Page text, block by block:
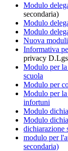
Modulo
secondaria)
Modulo
Modulo
Nuova
Informativa
privacy
Modulo per la
scuola
Modulo per
Modulo per la
infortuni
Modulo
Modulo
dichiarazione
modulo per
secondaria)